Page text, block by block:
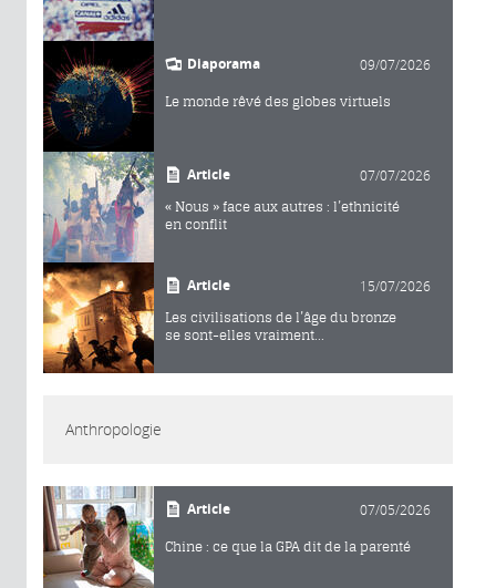
Diaporama 09/07/2026
Le monde rêvé des globes virtuels
Article 07/07/2026
« Nous » face aux autres : l’ethnicité
en conflit
Article 15/07/2026
Les civilisations de l’âge du bronze
se sont-elles vraiment...
Anthropologie
Article 07/05/2026
Chine : ce que la GPA dit de la parenté